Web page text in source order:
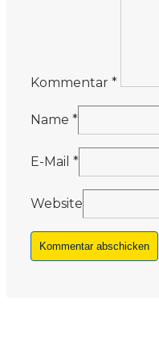
Kommentar *
Name *
E-Mail *
Website